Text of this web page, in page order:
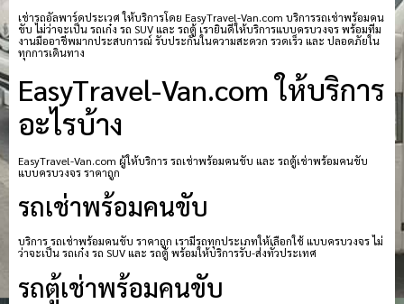
เช่ารถอัลพาร์ดประเวศ ให้บริการโดย EasyTravel-Van.com บริการรถเช่าพร้อมคน
ขับ ไม่ว่าจะเป็น รถเก๋ง รถ SUV และ รถตู้ เรายินดีให้บริการแบบครบวงจร พร้อมทีม
งานมืออาชีพมากประสบการณ์ รับประกันในความสะดวก รวดเร็ว และ ปลอดภัยใน
ทุกการเดินทาง
EasyTravel-Van.com ให้บริการ
อะไรบ้าง
EasyTravel-Van.com ผู้ให้บริการ รถเช่าพร้อมคนขับ และ รถตู้เช่าพร้อมคนขับ
แบบครบวงจร ราคาถูก
รถเช่าพร้อมคนขับ
บริการ รถเช่าพร้อมคนขับ ราคาถูก เรามีรถทุกประเภทให้เลือกใช้ แบบครบวงจร ไม่
ว่าจะเป็น รถเก๋ง รถ SUV และ รถตู้ พร้อมให้บริการรับ-ส่งทั่วประเทศ
รถตู้เช่าพร้อมคนขับ